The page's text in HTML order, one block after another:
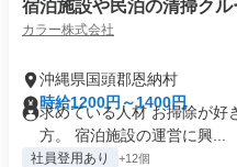
宿泊施設や民泊の清掃ク
カラー株式会社
沖縄県国頭郡恩納村
時給1200円～1400円
求めている人材 お掃除が好
方。 宿泊施設の運営に興...
社員登用あり +12個